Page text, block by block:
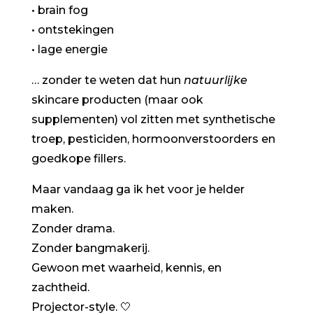
• brain fog
• ontstekingen
• lage energie
… zonder te weten dat hun natuurlijke
skincare producten (maar ook
supplementen) vol zitten met synthetische
troep, pesticiden, hormoonverstoorders en
goedkope fillers.
Maar vandaag ga ik het voor je helder
maken.
Zonder drama.
Zonder bangmakerij.
Gewoon met waarheid, kennis, en
zachtheid.
Projector-style. 🤍